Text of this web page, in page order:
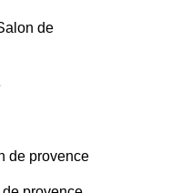
de
de provence